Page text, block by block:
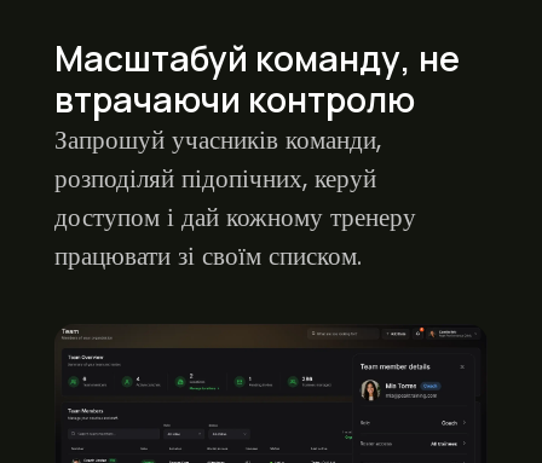
Масштабуй команду, не
втрачаючи контролю
Запрошуй учасників команди,
розподіляй підопічних, керуй
доступом і дай кожному тренеру
працювати зі своїм списком.